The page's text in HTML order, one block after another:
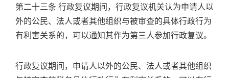
第二十三条 行政复议期间，行政复议机关认为申请人以
外的公民、法人或者其他组织与被审查的具体行政行为
有利害关系的，可以通知其作为第三人参加行政复议。
行政复议期间，申请人以外的公民、法人或者其他组织